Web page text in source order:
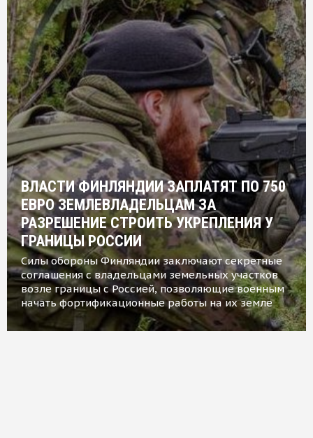
ВЛАСТИ ФИНЛЯНДИИ ЗАПЛАТЯТ ПО 750
ЕВРО ЗЕМЛЕВЛАДЕЛЬЦАМ ЗА
РАЗРЕШЕНИЕ СТРОИТЬ УКРЕПЛЕНИЯ У
ГРАНИЦЫ РОССИИ
Силы обороны Финляндии заключают секретные
соглашения с владельцами земельных участков
возле границы с Россией, позволяющие военным
начать фортификационные работы на их земле